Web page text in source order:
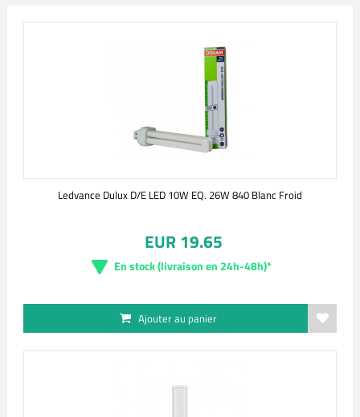
Ledvance Dulux D/E LED 10W EQ. 26W 840 Blanc Froid
EUR 19.65
En stock (livraison en 24h-48h)*
Ajouter au panier